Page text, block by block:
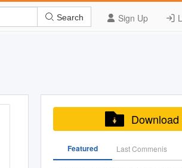
Sign Up
Search
Download
Featured Last Commenis